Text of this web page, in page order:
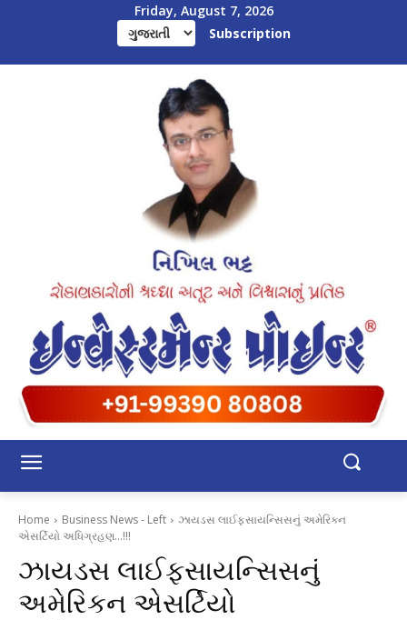
Friday, August 7, 2026
Subscription
Home Business News - Left
ઝાયડસ લાઈફસાયન્સિસનું અમેરિકન
એસર્ટિયો અધિગ્રહણ...!!!
ઝાયડસ લાઈફસાયન્સિસનું
અમેરિકન એસર્ટિયો